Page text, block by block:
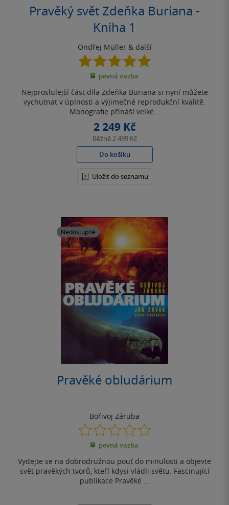
Pravěký svět Zdeňka Buriana -
Kniha 1
Ondřej Müller & další
5.0
z
5
pevná vazba
Nejproslulejší část díla Zdeňka Buriana si nyní můžete
vychutnat v úplnosti a výjimečné reprodukční kvalitě.
Monografie přináší velké...
2 249 Kč
Běžně2 499 Kč
Do košíku
Uložit do seznamu
Nedostupné
Pravěké obludárium
Bořivoj Záruba
0.0
z
5
pevná vazba
Vydejte se na dobrodružnou pouť do minulosti a objevte
svět pravěkých tvorů, kteří kdysi vládli světu. Fascinující
publikace Pravěké ...